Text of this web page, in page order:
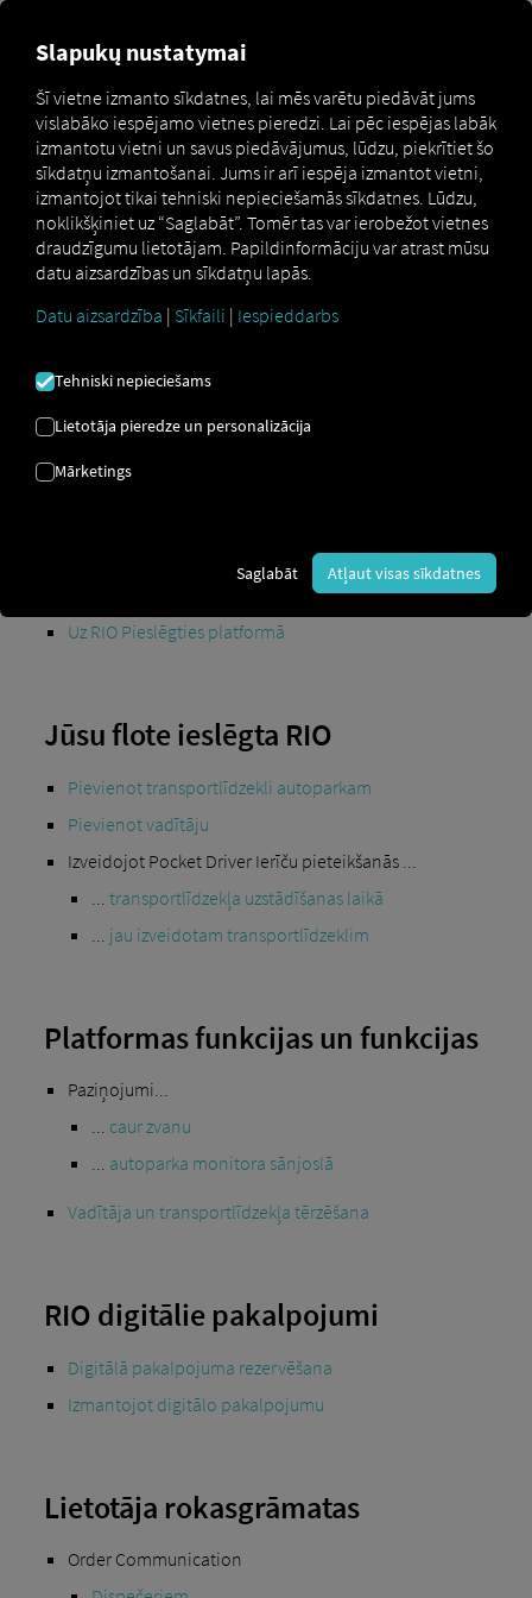
Laipni lūdzam ceļvedī RIO -
Platforma
Šajā pārskatā ir parādīti visi svarīgie soļi, lai droši un
efektīvi pārvietotos pa [neskaidro tekstu]. RIO -lai
orientētos platformā. Norādījumi palīdzēs jumsno
reģistrācijas līdz digitālo pakalpojumu lietošanaiun
sniegs atbalstu atbilstoši jūsu pašreizējām vajadzībām –
neatkarīgi no tā, vai vēlaties pievienot autoparkam
transportlīdzekli, izveidot vadītāja profilu vai rezervēt
Pirmo reizi plkst. RIO ?
Reģistrējieties vietnē RIO platforma
Uz RIO Pieslēgties platformā
Jūsu flote ieslēgta RIO
Pievienot transportlīdzekli autoparkam
Pievienot vadītāju
Izveidojot Pocket Driver Ierīču pieteikšanās ...
transportlīdzekļa uzstādīšanas laikā
jau izveidotam transportlīdzeklim
Platformas funkcijas un funkcijas
Paziņojumi...
... caur zvanu
... autoparka monitora sānjoslā
Vadītāja un transportlīdzekļa tērzēšana
RIO digitālie pakalpojumi
Digitālā pakalpojuma rezervēšana
Izmantojot digitālo pakalpojumu
Lietotāja rokasgrāmatas
Order Communication
Slapukų nustatymai
Šī vietne izmanto sīkdatnes, lai mēs varētu piedāvāt jums
vislabāko iespējamo vietnes pieredzi. Lai pēc iespējas labāk
izmantotu vietni un savus piedāvājumus, lūdzu, piekrītiet šo
sīkdatņu izmantošanai. Jums ir arī iespēja izmantot vietni,
izmantojot tikai tehniski nepieciešamās sīkdatnes. Lūdzu,
noklikšķiniet uz “Saglabāt”. Tomēr tas var ierobežot vietnes
draudzīgumu lietotājam. Papildinformāciju var atrast mūsu
datu aizsardzības un sīkdatņu lapās.
Datu aizsardzība | Sīkfaili | Iespieddarbs
Tehniski nepieciešams
Lietotāja pieredze un personalizācija
Mārketings
Saglabāt Atļaut visas sīkdatnes